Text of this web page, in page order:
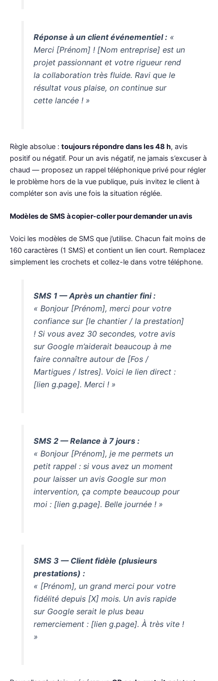
Réponse à un client événementiel : «
Merci [Prénom] ! [Nom entreprise] est un
projet passionnant et votre rigueur rend
la collaboration très fluide. Ravi que le
résultat vous plaise, on continue sur
cette lancée ! »
Règle absolue : toujours répondre dans les 48 h, avis
positif ou négatif. Pour un avis négatif, ne jamais s’excuser à
chaud — proposez un rappel téléphonique privé pour régler
le problème hors de la vue publique, puis invitez le client à
compléter son avis une fois la situation réglée.
Modèles de SMS à copier-coller pour demander un avis
Voici les modèles de SMS que j’utilise. Chacun fait moins de
160 caractères (1 SMS) et contient un lien court. Remplacez
simplement les crochets et collez-le dans votre téléphone.
SMS 1 — Après un chantier fini :
« Bonjour [Prénom], merci pour votre
confiance sur [le chantier / la prestation]
! Si vous avez 30 secondes, votre avis
sur Google m’aiderait beaucoup à me
faire connaître autour de [Fos /
Martigues / Istres]. Voici le lien direct :
[lien g.page]. Merci ! »
SMS 2 — Relance à 7 jours :
« Bonjour [Prénom], je me permets un
petit rappel : si vous avez un moment
pour laisser un avis Google sur mon
intervention, ça compte beaucoup pour
moi : [lien g.page]. Belle journée ! »
SMS 3 — Client fidèle (plusieurs
prestations) :
« [Prénom], un grand merci pour votre
fidélité depuis [X] mois. Un avis rapide
sur Google serait le plus beau
remerciement : [lien g.page]. À très vite !
»